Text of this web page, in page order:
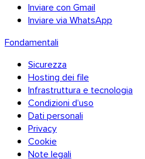
Thunderbird
TransferNow su tutti i tuoi
Desktop, mobile, browser ed e-
Tutte le app
Scopri l’API
Inviare con Gmail
Inviare via WhatsApp
Fondamentali
Sicurezza
Hosting dei file
Infrastruttura e tecnologia
Condizioni d’uso
Dati personali
Privacy
Cookie
Note legali